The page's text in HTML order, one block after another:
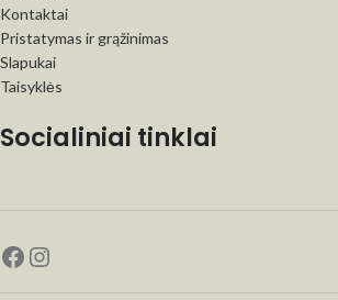
Kontaktai
Pristatymas ir grąžinimas
Slapukai
Taisyklės
Socialiniai tinklai